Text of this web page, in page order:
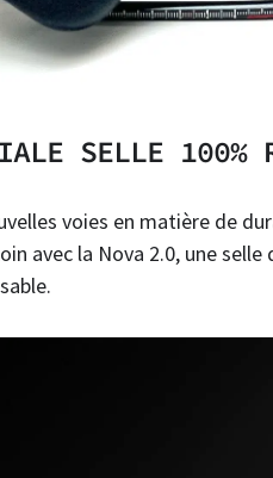
SELLE 100%
voies en matière de
avec la Nova 2.0, une